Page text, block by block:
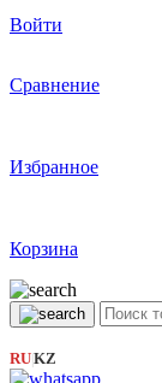
Войти
Сравнение
Избранное
Корзина
RU|KZ